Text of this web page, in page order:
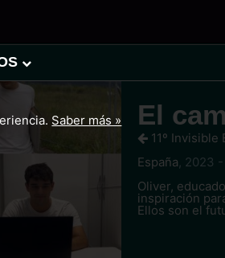
El
11º Invisible
España, 2023 -
Oliver,
inspiración
Ellos son el
Saber más »